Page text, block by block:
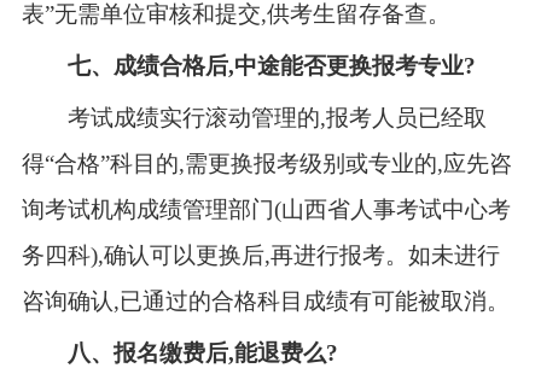
表”无需单位审核和提交,供考生留存备查。
七、成绩合格后,中途能否更换报考专业?
考试成绩实行滚动管理的,报考人员已经取
得“合格”科目的,需更换报考级别或专业的,应先咨
询考试机构成绩管理部门(山西省人事考试中心考
务四科),确认可以更换后,再进行报考。如未进行
咨询确认,已通过的合格科目成绩有可能被取消。
八、报名缴费后,能退费么?